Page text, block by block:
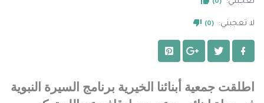
(0)
لا تعجبني: (0)
اطلقت جمعية أبنائنا الخيرية برنامج السيرة النبوية